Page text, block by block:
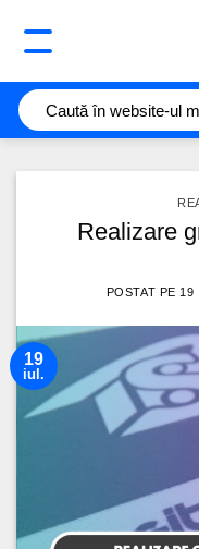
Realizare
POSTAT PE 19
19
iul.